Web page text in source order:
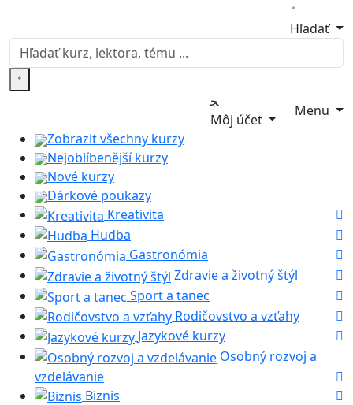
Hľadať
Môj účet
Menu
Zobrazit všechny kurzy
Nejoblíbenější kurzy
Nové kurzy
Dárkové poukazy
Kreativita
Hudba
Gastronómia
Zdravie a životný štýl
Sport a tanec
Rodičovstvo a vzťahy
Jazykové kurzy
Osobný rozvoj a
vzdelávanie
Biznis